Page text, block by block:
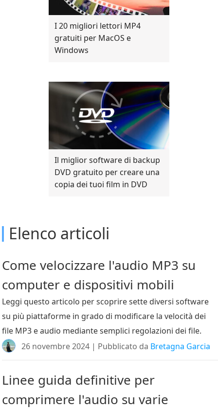
I 20 migliori lettori MP4
gratuiti per MacOS e
Windows
Il miglior software di backup
DVD gratuito per creare una
copia dei tuoi film in DVD
Elenco articoli
Come velocizzare l'audio MP3 su
computer e dispositivi mobili
Leggi questo articolo per scoprire sette diversi software
su più piattaforme in grado di modificare la velocità dei
file MP3 e audio mediante semplici regolazioni dei file.
26 novembre 2024 | Pubblicato da Bretagna Garcia
Linee guida definitive per
comprimere l'audio su varie